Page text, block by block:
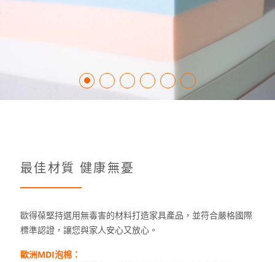
最佳材質 健康無憂
歐得葆堅持選用無毒害的材料打造家具產品，並符合嚴格國際
標準認證，讓您與家人安心又放心。
歐洲MDI泡棉：